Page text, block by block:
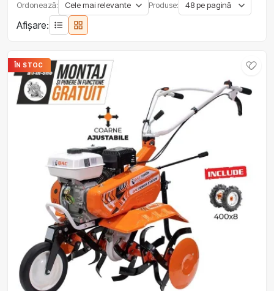
Ordonează: Produse:
Afișare:
ÎN STOC